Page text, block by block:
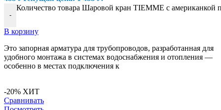
-
Количество товара Шаровой кран TIEMME с американкой
В корзину
Это запорная арматура для трубопроводов, разработанная для
удобного монтажа в системах водоснабжения и отопления —
особенно в местах подключения к
-20% ХИТ
Сравнивать